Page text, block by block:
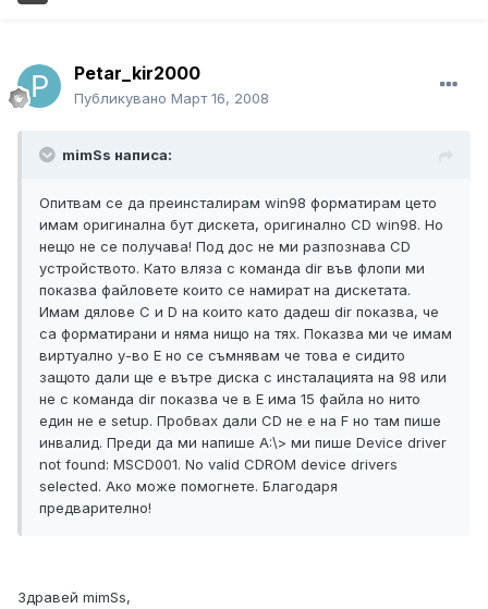
Petar_kir2000
Публикувано Март 16, 2008
mimSs написа:
Опитвам се да преинсталирам win98 форматирам цето
имам оригинална бут дискета, оригинално CD win98. Но
нещо не се получава! Под дос не ми разпознава CD
устройството. Като вляза с команда dir във флопи ми
показва файловете които се намират на дискетата.
Имам дялове C и D на които като дадеш dir показва, че
са форматирани и няма нищо на тях. Показва ми че имам
виртуално у-во Е но се съмнявам че това е сидито
защото дали ще е вътре диска с инсталацията на 98 или
не с команда dir показва че в Е има 15 файла но нито
един не е setup. Пробвах дали CD не е на F но там пише
инвалид. Преди да ми напише A:\> ми пише Device driver
not found: MSCD001. No valid CDROM device drivers
selected. Ако може помогнете. Благодаря
предварително!
Здравей mimSs,